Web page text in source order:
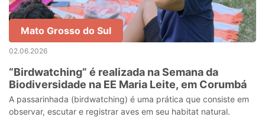
Mato Grosso do Sul
02.06.2026
“Birdwatching” é realizada na Semana da
Biodiversidade na EE Maria Leite, em Corumbá
A passarinhada (birdwatching) é uma prática que consiste em
observar, escutar e registrar aves em seu habitat natural.